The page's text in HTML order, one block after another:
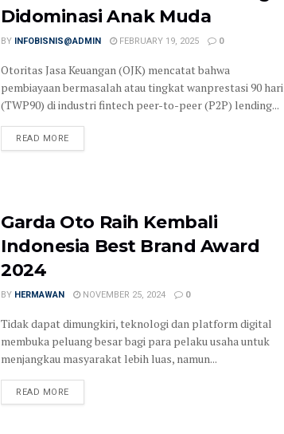
Didominasi Anak Muda
BY INFOBISNIS@ADMIN FEBRUARY 19, 2025 0
Otoritas Jasa Keuangan (OJK) mencatat bahwa
pembiayaan bermasalah atau tingkat wanprestasi 90 hari
(TWP90) di industri fintech peer-to-peer (P2P) lending...
READ MORE
Garda Oto Raih Kembali
Indonesia Best Brand Award
2024
BY HERMAWAN NOVEMBER 25, 2024 0
Tidak dapat dimungkiri, teknologi dan platform digital
membuka peluang besar bagi para pelaku usaha untuk
menjangkau masyarakat lebih luas, namun...
READ MORE